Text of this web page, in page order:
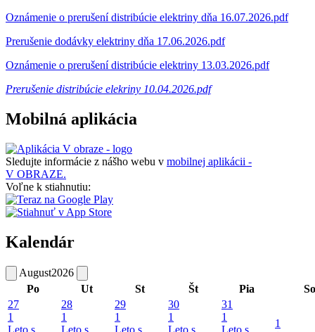
Oznámenie o prerušení distribúcie elektriny dňa 16.07.2026.pdf
Prerušenie dodávky elektriny dňa 17.06.2026.pdf
Oznámenie o prerušení distribúcie elektriny 13.03.2026.pdf
Prerušenie distribúcie elekriny 10.04.2026.pdf
Mobilná aplikácia
Sledujte informácie z nášho webu v mobilnej aplikácii -
V OBRAZE.
Voľne k stiahnutiu:
Kalendár
August2026
Po
Ut St Št Pia
So
27
1
Leto s
28
1
Leto s
29
1
Leto s
30
1
Leto s
31
1
Leto s
1